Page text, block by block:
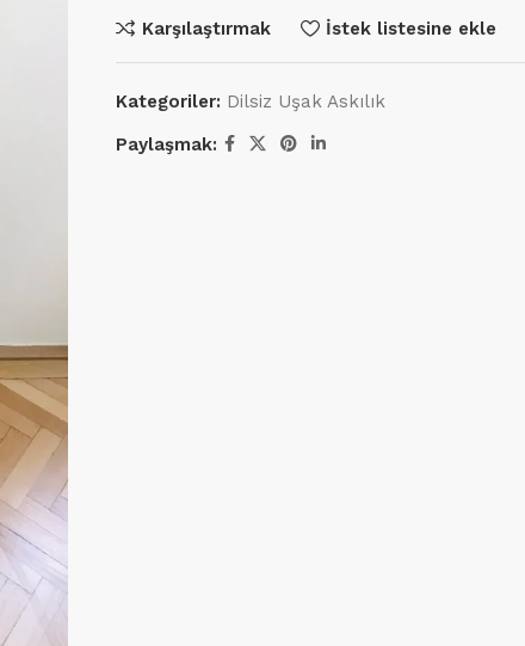
Karşılaştırmak İstek listesine ekle
Kategoriler: Dilsiz Uşak Askılık
Paylaşmak: